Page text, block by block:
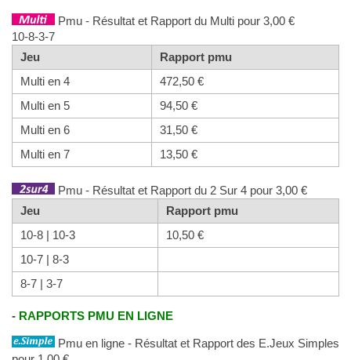
Pmu - Résultat et Rapport du Multi pour 3,00 €
10-8-3-7
Jeu
Rapport pmu
Multi en 4
472,50 €
Multi en 5
94,50 €
Multi en 6
31,50 €
Multi en 7
13,50 €
Pmu - Résultat et Rapport du 2 Sur 4 pour 3,00 €
Jeu
Rapport pmu
10-8 | 10-3
10,50 €
10-7 | 8-3
8-7 | 3-7
- RAPPORTS PMU EN LIGNE
Pmu en ligne - Résultat et Rapport des E.Jeux Simples